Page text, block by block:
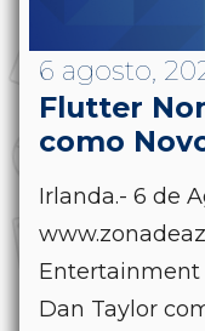
6 agosto,
Flutter
como
Irlanda.- 6 de
Entertainment
Dan Taylor